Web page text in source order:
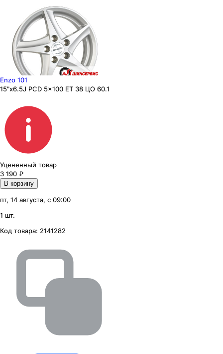
Enzo 101
15"x6.5J PCD 5x100 ЕТ 38 ЦО 60.1
Уцененный товар
3 190 ₽
В корзину
пт, 14 августа, с 09:00
1 шт.
Код товара: 2141282